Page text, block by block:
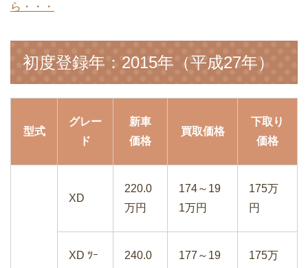
ら・・・
初度登録年：2015年（平成27年）
型式
グレー
ド
新車
価格
買取価格
下取り
価格
XD
220.0
万円
174～19
1万円
175万
円
XD ﾂｰ
240.0
177～19
175万